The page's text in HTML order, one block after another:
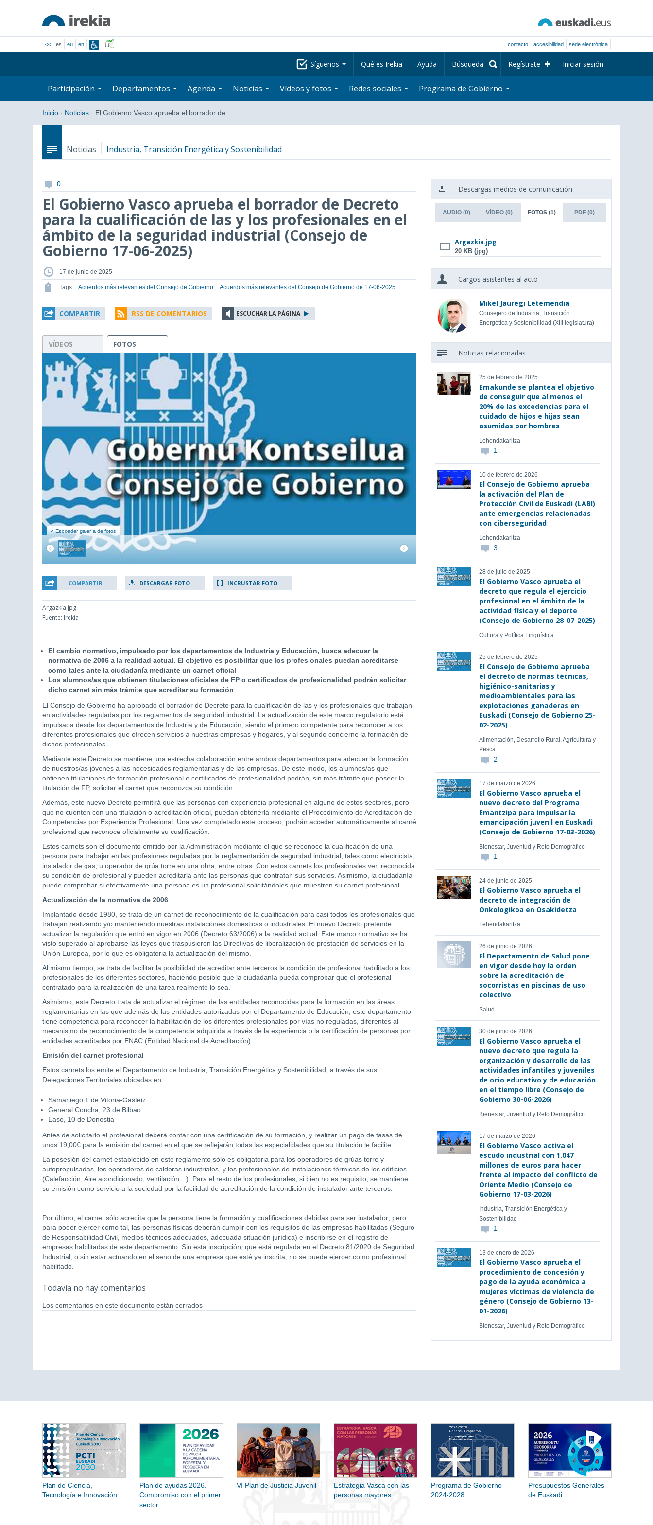
<< es eu en contacto accesibilidad sede electrónica
Síguenos Qué es Irekia Ayuda Búsqueda Regístrate Iniciar sesión
Participación Departamentos Agenda Noticias Vídeos y fotos Redes sociales Programa de Gobierno
Inicio · Noticias · El Gobierno Vasco aprueba el borrador de…
Noticias Industria, Transición Energética y Sostenibilidad
0
El Gobierno Vasco aprueba el borrador de Decreto
para la cualificación de las y los profesionales en el
ámbito de la seguridad industrial (Consejo de
Gobierno 17-06-2025)
17 de junio de 2025
Tags Acuerdos más relevantes del Consejo de Gobierno Acuerdos más relevantes del Consejo de Gobierno de 17-06-2025
COMPARTIR RSS DE COMENTARIOS ESCUCHAR LA PÁGINA
VÍDEOS FOTOS
Esconder galería de fotos
COMPARTIR DESCARGAR FOTO INCRUSTAR FOTO
Argazkia.jpg
Fuente: Irekia
El cambio normativo, impulsado por los departamentos de Industria y Educación, busca adecuar la
normativa de 2006 a la realidad actual. El objetivo es posibilitar que los profesionales puedan acreditarse
como tales ante la ciudadanía mediante un carnet oficial
Los alumnos/as que obtienen titulaciones oficiales de FP o certificados de profesionalidad podrán solicitar
dicho carnet sin más trámite que acreditar su formación
El Consejo de Gobierno ha aprobado el borrador de Decreto para la cualificación de las y los profesionales que trabajan
en actividades reguladas por los reglamentos de seguridad industrial. La actualización de este marco regulatorio está
impulsada desde los departamentos de Industria y de Educación, siendo el primero competente para reconocer a los
diferentes profesionales que ofrecen servicios a nuestras empresas y hogares, y al segundo concierne la formación de
dichos profesionales.
Mediante este Decreto se mantiene una estrecha colaboración entre ambos departamentos para adecuar la formación
de nuestros/as jóvenes a las necesidades reglamentarias y de las empresas. De este modo, los alumnos/as que
obtienen titulaciones de formación profesional o certificados de profesionalidad podrán, sin más trámite que poseer la
titulación de FP, solicitar el carnet que reconozca su condición.
Además, este nuevo Decreto permitirá que las personas con experiencia profesional en alguno de estos sectores, pero
que no cuenten con una titulación o acreditación oficial, puedan obtenerla mediante el Procedimiento de Acreditación de
Competencias por Experiencia Profesional. Una vez completado este proceso, podrán acceder automáticamente al carné
profesional que reconoce oficialmente su cualificación.
Estos carnets son el documento emitido por la Administración mediante el que se reconoce la cualificación de una
persona para trabajar en las profesiones reguladas por la reglamentación de seguridad industrial, tales como electricista,
instalador de gas, u operador de grúa torre en una obra, entre otras. Con estos carnets los profesionales ven reconocida
su condición de profesional y pueden acreditarla ante las personas que contratan sus servicios. Asimismo, la ciudadanía
puede comprobar si efectivamente una persona es un profesional solicitándoles que muestren su carnet profesional.
Actualización de la normativa de 2006
Implantado desde 1980, se trata de un carnet de reconocimiento de la cualificación para casi todos los profesionales que
trabajan realizando y/o manteniendo nuestras instalaciones domésticas o industriales. El nuevo Decreto pretende
actualizar la regulación que entró en vigor en 2006 (Decreto 63/2006) a la realidad actual. Este marco normativo se ha
visto superado al aprobarse las leyes que traspusieron las Directivas de liberalización de prestación de servicios en la
Unión Europea, por lo que es obligatoria la actualización del mismo.
Al mismo tiempo, se trata de facilitar la posibilidad de acreditar ante terceros la condición de profesional habilitado a los
profesionales de los diferentes sectores, haciendo posible que la ciudadanía pueda comprobar que el profesional
contratado para la realización de una tarea realmente lo sea.
Asimismo, este Decreto trata de actualizar el régimen de las entidades reconocidas para la formación en las áreas
reglamentarias en las que además de las entidades autorizadas por el Departamento de Educación, este departamento
tiene competencia para reconocer la habilitación de los diferentes profesionales por vías no reguladas, diferentes al
mecanismo de reconocimiento de la competencia adquirida a través de la experiencia o la certificación de personas por
entidades acreditadas por ENAC (Entidad Nacional de Acreditación).
Emisión del carnet profesional
Estos carnets los emite el Departamento de Industria, Transición Energética y Sostenibilidad, a través de sus
Delegaciones Territoriales ubicadas en:
Samaniego 1 de Vitoria-Gasteiz
General Concha, 23 de Bilbao
Easo, 10 de Donostia
Antes de solicitarlo el profesional deberá contar con una certificación de su formación, y realizar un pago de tasas de
unos 19,00€ para la emisión del carnet en el que se reflejarán todas las especialidades que su titulación le facilite.
La posesión del carnet establecido en este reglamento sólo es obligatoria para los operadores de grúas torre y
autopropulsadas, los operadores de calderas industriales, y los profesionales de instalaciones térmicas de los edificios
(Calefacción, Aire acondicionado, ventilación…). Para el resto de los profesionales, si bien no es requisito, se mantiene
su emisión como servicio a la sociedad por la facilidad de acreditación de la condición de instalador ante terceros.
Por último, el carnet sólo acredita que la persona tiene la formación y cualificaciones debidas para ser instalador; pero
para poder ejercer como tal, las personas físicas deberán cumplir con los requisitos de las empresas habilitadas (Seguro
de Responsabilidad Civil, medios técnicos adecuados, adecuada situación jurídica) e inscribirse en el registro de
empresas habilitadas de este departamento. Sin esta inscripción, que está regulada en el Decreto 81/2020 de Seguridad
Industrial, o sin estar actuando en el seno de una empresa que esté ya inscrita, no se puede ejercer como profesional
habilitado.
Todavía no hay comentarios
Los comentarios en este documento están cerrados
Descargas medios de comunicación
AUDIO(0) VÍDEO(0) FOTOS (1) PDF (0)
Argazkia.jpg
20 KB (jpg)
Cargos asistentes al acto
Mikel Jauregi Letemendia
Consejero de Industria, Transición
Energética y Sostenibilidad (XIII legislatura)
Noticias relacionadas
25 de febrero de 2025
Emakunde se plantea el objetivo
de conseguir que al menos el
20% de las excedencias para el
cuidado de hijos e hijas sean
asumidas por hombres
Lehendakaritza
1
10 de febrero de 2026
El Consejo de Gobierno aprueba
la activación del Plan de
Protección Civil de Euskadi (LABI)
ante emergencias relacionadas
con ciberseguridad
Lehendakaritza
3
28 de julio de 2025
El Gobierno Vasco aprueba el
decreto que regula el ejercicio
profesional en el ámbito de la
actividad física y el deporte
(Consejo de Gobierno 28-07-2025)
Cultura y Política Lingüística
25 de febrero de 2025
El Consejo de Gobierno aprueba
el decreto de normas técnicas,
higiénico-sanitarias y
medioambientales para las
explotaciones ganaderas en
Euskadi (Consejo de Gobierno 25-
02-2025)
Alimentación, Desarrollo Rural, Agricultura y
Pesca
2
17 de marzo de 2026
El Gobierno Vasco aprueba el
nuevo decreto del Programa
Emantzipa para impulsar la
emancipación juvenil en Euskadi
(Consejo de Gobierno 17-03-2026)
Bienestar, Juventud y Reto Demográfico
1
24 de junio de 2025
El Gobierno Vasco aprueba el
decreto de integración de
Onkologikoa en Osakidetza
Lehendakaritza
26 de junio de 2026
El Departamento de Salud pone
en vigor desde hoy la orden
sobre la acreditación de
socorristas en piscinas de uso
colectivo
Salud
30 de junio de 2026
El Gobierno Vasco aprueba el
nuevo decreto que regula la
organización y desarrollo de las
actividades infantiles y juveniles
de ocio educativo y de educación
en el tiempo libre (Consejo de
Gobierno 30-06-2026)
Bienestar, Juventud y Reto Demográfico
17 de marzo de 2026
El Gobierno Vasco activa el
escudo industrial con 1.047
millones de euros para hacer
frente al impacto del conflicto de
Oriente Medio (Consejo de
Gobierno 17-03-2026)
Industria, Transición Energética y
Sostenibilidad
1
13 de enero de 2026
El Gobierno Vasco aprueba el
procedimiento de concesión y
pago de la ayuda económica a
mujeres víctimas de violencia de
género (Consejo de Gobierno 13-
01-2026)
Bienestar, Juventud y Reto Demográfico
Plan de Ciencia,
Tecnología e Innovación
Plan de ayudas 2026.
Compromiso con el primer
sector
VI Plan de Justicia Juvenil
Estrategia Vasca con las
personas mayores
Programa de Gobierno
2024-2028
Presupuestos Generales
de Euskadi